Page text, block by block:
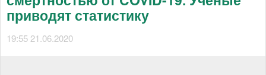
приводят статистику
19:55 21.06.2020